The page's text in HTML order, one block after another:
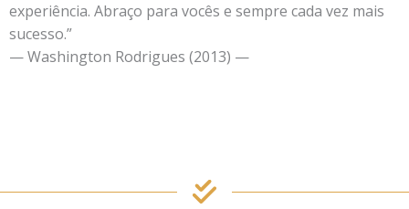
experiência. Abraço para vocês e sempre cada vez mais
sucesso.”
— Washington Rodrigues (2013) —